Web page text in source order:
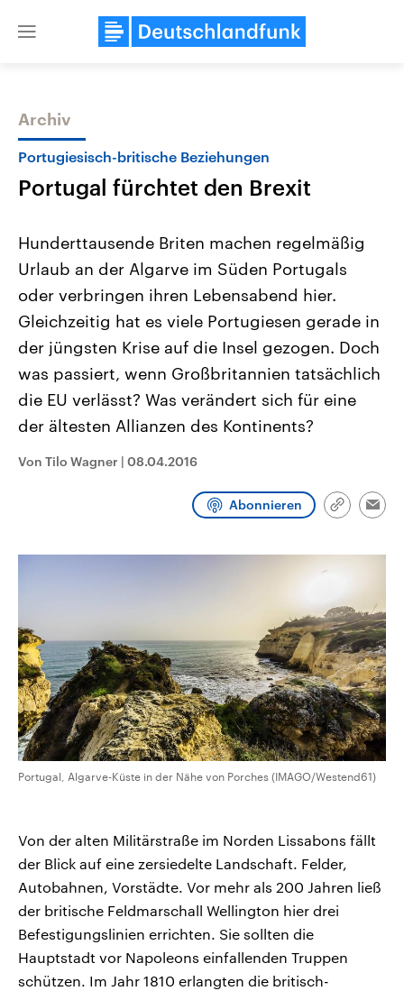
Close
Themen
Landtagswahl Sachsen-Anhalt
2026
Alle Informationen
Sachsen-Anhalt wählt am 6.
September 2026 einen neuen
Landtag. Seit 2021 wird das
Bundesland von einer Koalition aus
Umfragen, Prognosen,
und Hintergründe zu den Parteien
und Kandidaten der anstehenden
USA
Aktuelle Beiträge,
Hintergründe
Wirtschaftlich und
gehören die Vereinigten
mit großem Einfluss auf
Sendungen Programm
Archiv
Portugiesisch-britische Beziehungen
Portugal fürchtet den Brexit
Hunderttausende Briten machen regelmäßig
Urlaub an der Algarve im Süden Portugals
oder verbringen ihren Lebensabend hier.
Gleichzeitig hat es viele Portugiesen gerade in
der jüngsten Krise auf die Insel gezogen. Doch
was passiert, wenn Großbritannien tatsächlich
die EU verlässt? Was verändert sich für eine
der ältesten Allianzen des Kontinents?
Von Tilo Wagner | 08.04.2016
Abonnieren
Link
Portugal, Algarve-Küste in der Nähe von Porches (IMAGO/Westend61)
Von der alten Militärstraße im Norden Lissabons fällt
der Blick auf eine zersiedelte Landschaft. Felder,
Autobahnen, Vorstädte. Vor mehr als 200 Jahren ließ
der britische Feldmarschall Wellington hier drei
Befestigungslinien errichten. Sie sollten die
Hauptstadt vor Napoleons einfallenden Truppen
schützen. Im Jahr 1810 erlangten die britisch-